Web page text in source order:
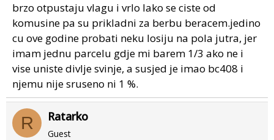
brzo otpustaju vlagu i vrlo lako se ciste od
komusine pa su prikladni za berbu beracem.jedino
cu ove godine probati neku losiju na pola jutra, jer
imam jednu parcelu gdje mi barem 1/3 ako ne i
vise uniste divlje svinje, a susjed je imao bc408 i
njemu nije sruseno ni 1 %.
R Ratarko
Guest